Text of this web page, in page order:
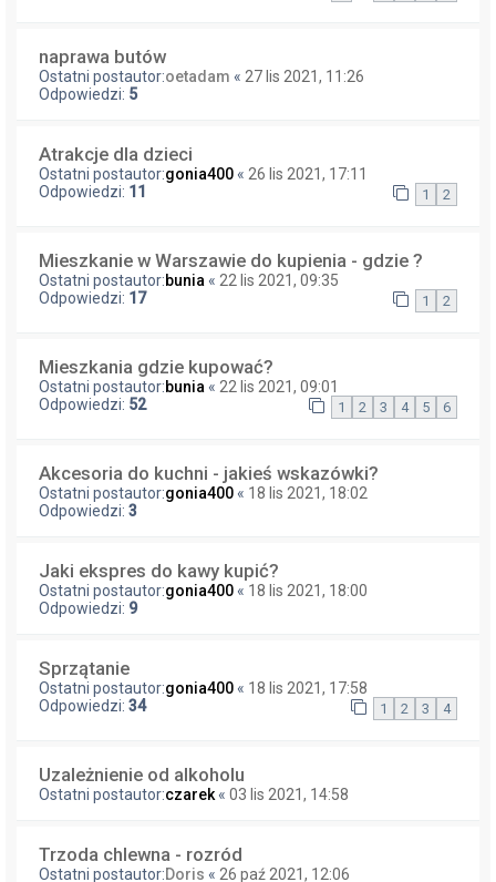
naprawa butów
Ostatni postautor:oetadam « 27 lis 2021, 11:26
Odpowiedzi: 5
Atrakcje dla dzieci
Ostatni postautor:gonia400 « 26 lis 2021, 17:11
Odpowiedzi: 11 1 2
Mieszkanie w Warszawie do kupienia - gdzie ?
Ostatni postautor:bunia « 22 lis 2021, 09:35
Odpowiedzi: 17 1 2
Mieszkania gdzie kupować?
Ostatni postautor:bunia « 22 lis 2021, 09:01
Odpowiedzi: 52 1 2 3 4 5 6
Akcesoria do kuchni - jakieś wskazówki?
Ostatni postautor:gonia400 « 18 lis 2021, 18:02
Odpowiedzi: 3
Jaki ekspres do kawy kupić?
Ostatni postautor:gonia400 « 18 lis 2021, 18:00
Odpowiedzi: 9
Sprzątanie
Ostatni postautor:gonia400 « 18 lis 2021, 17:58
Odpowiedzi: 34 1 2 3 4
Uzależnienie od alkoholu
Ostatni postautor:czarek « 03 lis 2021, 14:58
Trzoda chlewna - rozród
Ostatni postautor:Doris « 26 paź 2021, 12:06